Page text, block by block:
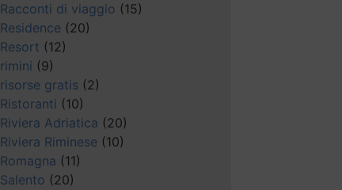
Racconti di viaggio (15)
Residence (20)
Resort (12)
rimini (9)
risorse gratis (2)
Ristoranti (10)
Riviera Adriatica (20)
Riviera Riminese (10)
Romagna (11)
Salento (20)